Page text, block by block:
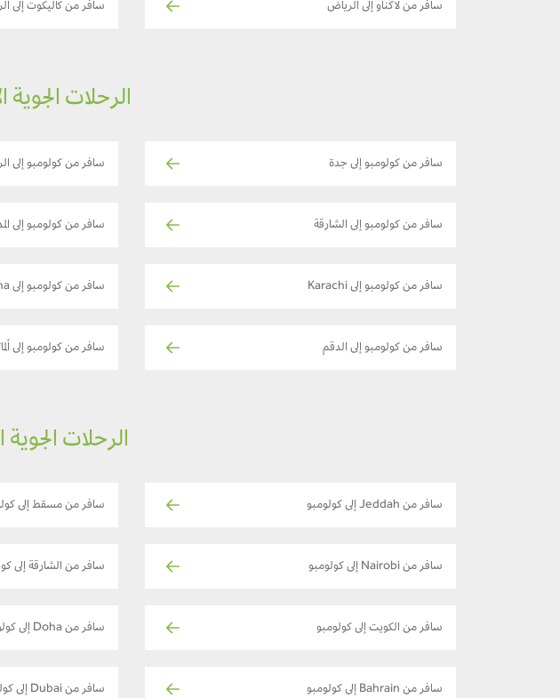
سافر من لاكناو إلى الرياض سافر من كاليكوت إلى
الرحلات
سافر من كولومبو إلى جدة سافر من كولومبو إلى
سافر من كولومبو إلى الشارقة سافر من كولومبو إلى
سافر من كولومبو إلى Karachi سافر من كولومبو إلى Abha
سافر من كولومبو إلى الدقم سافر من كولومبو إلى
الرحلات
سافر من Jeddah إلى كولومبو سافر من مسقط إلى
سافر من Nairobi إلى كولومبو سافر من الشارقة إلى
سافر من الكويت إلى كولومبو سافر من Doha إلى كولومبو
سافر من Bahrain إلى كولومبو سافر من Dubai إلى كولومبو